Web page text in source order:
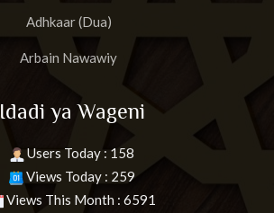
Adhkaar (Dua)
Arbain Nawawiy
Idadi ya Wageni
Users Today : 158
Views Today : 259
Views This Month : 6591